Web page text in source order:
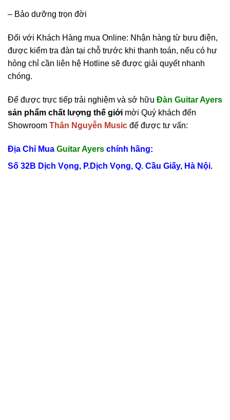
– Bảo dưỡng trọn đời
Đối với Khách Hàng mua Online: Nhận hàng từ bưu điện,
được kiểm tra đàn tại chỗ trước khi thanh toán, nếu có hư
hỏng chỉ cần liên hệ Hotline sẽ được giải quyết nhanh
chóng.
Để được trực tiếp trải nghiệm và sở hữu Đàn Guitar Ayers
sản phẩm chất lượng thế giới mời Quý khách đến
Showroom Thân Nguyễn Music để được tư vấn:
Địa Chỉ Mua Guitar Ayers chính hãng:
Số 32B Dịch Vọng, P.Dịch Vọng, Q. Cầu Giấy, Hà Nội.